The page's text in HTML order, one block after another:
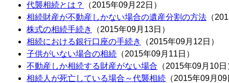
代襲相続とは？
（2015年09月22日）
相続財産が不動産しかない場合の遺産分割の方法 （
株式の相続手続き
（2015年09月13日）
相続における銀行口座の手続き
（2015年09月12日）
子供がいない場合の相続 （2015年09月11日）
不動産しか相続する財産がない場合 （2015年09月10日
相続人が死亡している場合～代襲相続 （2015年09月